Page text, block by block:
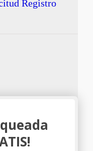
Registro